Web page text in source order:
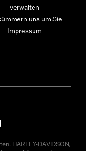
verwalten
uns um Sie
Impressum
HARLEY-DAVIDSON,